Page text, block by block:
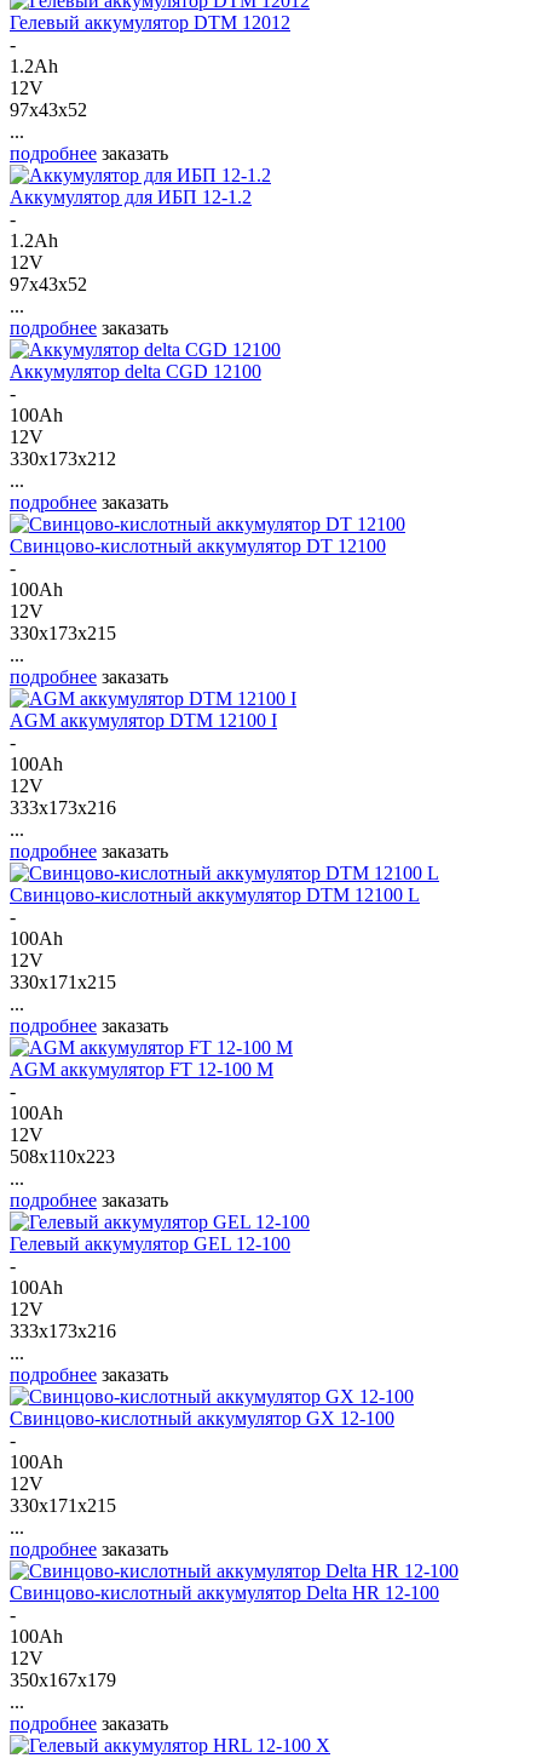
Гелевый аккумулятор DTM 12012
-
1.2Ah
12V
97x43x52
...
подробнее заказать
Аккумулятор для ИБП 12-1.2
-
1.2Ah
12V
97x43x52
...
подробнее заказать
Аккумулятор delta CGD 12100
-
100Ah
12V
330x173x212
...
подробнее заказать
Свинцово-кислотный аккумулятор DT 12100
-
100Ah
12V
330x173x215
...
подробнее заказать
AGM аккумулятор DTM 12100 I
-
100Ah
12V
333x173x216
...
подробнее заказать
Свинцово-кислотный аккумулятор DTM 12100 L
-
100Ah
12V
330x171x215
...
подробнее заказать
AGM аккумулятор FT 12-100 M
-
100Ah
12V
508x110x223
...
подробнее заказать
Гелевый аккумулятор GEL 12-100
-
100Ah
12V
333x173x216
...
подробнее заказать
Свинцово-кислотный аккумулятор GX 12-100
-
100Ah
12V
330x171x215
...
подробнее заказать
Свинцово-кислотный аккумулятор Delta HR 12-100
-
100Ah
12V
350x167x179
...
подробнее заказать